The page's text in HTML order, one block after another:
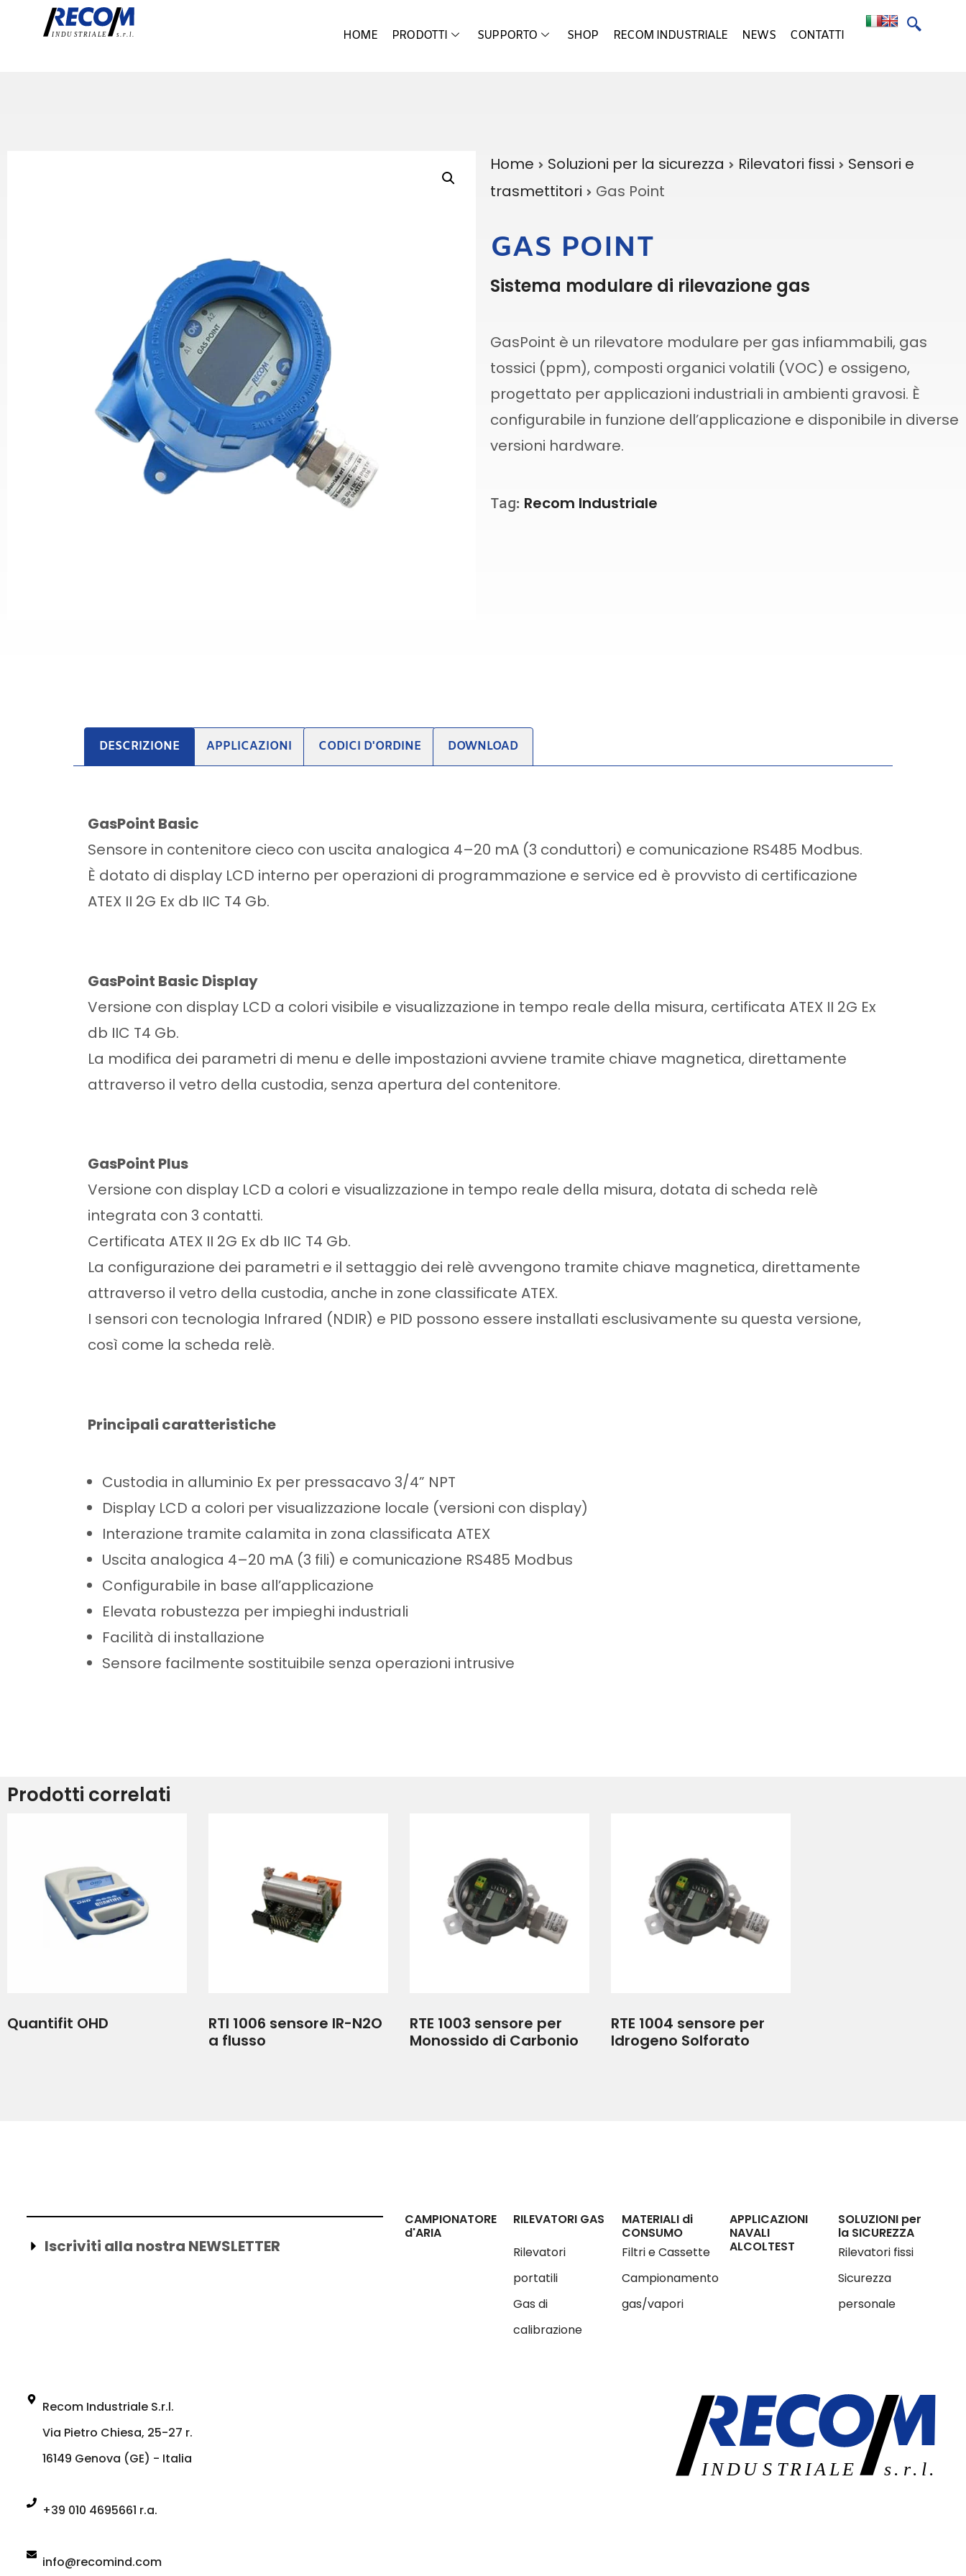
HOME PRODOTTI SUPPORTO SHOP RECOM INDUSTRIALE NEWS CONTATTI
Home Soluzioni per la sicurezza Rilevatori fissi
Sensori e
trasmettitori
Gas Point
GAS POINT
Sistema modulare di rilevazione gas
GasPoint è un rilevatore modulare per gas infiammabili, gas
tossici (ppm), composti organici volatili (VOC) e ossigeno,
progettato per applicazioni industriali in ambienti gravosi. È
configurabile in funzione dell’applicazione e disponibile in diverse
versioni hardware.
Tag: Recom Industriale
DESCRIZIONE APPLICAZIONI CODICI D'ORDINE DOWNLOAD
GasPoint Basic
Sensore in contenitore cieco con uscita analogica 4–20 mA (3 conduttori) e comunicazione RS485 Modbus.
È dotato di display LCD interno per operazioni di programmazione e service ed è provvisto di certificazione
ATEX II 2G Ex db IIC T4 Gb.
GasPoint Basic Display
Versione con display LCD a colori visibile e visualizzazione in tempo reale della misura, certificata ATEX II 2G Ex
db IIC T4 Gb.
La modifica dei parametri di menu e delle impostazioni avviene tramite chiave magnetica, direttamente
attraverso il vetro della custodia, senza apertura del contenitore.
GasPoint Plus
Versione con display LCD a colori e visualizzazione in tempo reale della misura, dotata di scheda relè
integrata con 3 contatti.
Certificata ATEX II 2G Ex db IIC T4 Gb.
La configurazione dei parametri e il settaggio dei relè avvengono tramite chiave magnetica, direttamente
attraverso il vetro della custodia, anche in zone classificate ATEX.
I sensori con tecnologia Infrared (NDIR) e PID possono essere installati esclusivamente su questa versione,
così come la scheda relè.
Principali caratteristiche
Custodia in alluminio Ex per pressacavo 3/4” NPT
Display LCD a colori per visualizzazione locale (versioni con display)
Interazione tramite calamita in zona classificata ATEX
Uscita analogica 4–20 mA (3 fili) e comunicazione RS485 Modbus
Configurabile in base all’applicazione
Elevata robustezza per impieghi industriali
Facilità di installazione
Sensore facilmente sostituibile senza operazioni intrusive
Prodotti correlati
Quantifit OHD
RTI 1006 sensore IR-N2O
a flusso
RTE 1003 sensore per
Monossido di Carbonio
RTE 1004 sensore per
Idrogeno Solforato
Iscriviti alla nostra NEWSLETTER
CAMPIONATORE
d'ARIA
RILEVATORI GAS
Rilevatori
portatili
Gas di
calibrazione
MATERIALI di
CONSUMO
Filtri e Cassette
Campionamento
gas/vapori
APPLICAZIONI
NAVALI
ALCOLTEST
SOLUZIONI per
la SICUREZZA
Rilevatori fissi
Sicurezza
personale
Recom Industriale S.r.l.
Via Pietro Chiesa, 25-27 r.
16149 Genova (GE) - Italia
+39 010 4695661 r.a.
info@recomind.com